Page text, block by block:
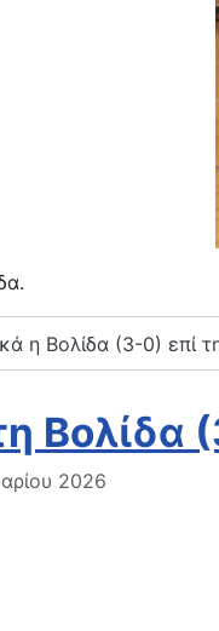
η Βολίδα (3-0) επί
2026